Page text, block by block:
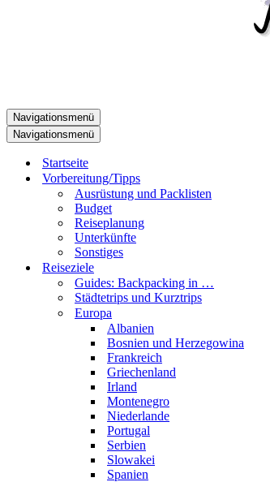
Navigationsmenü
Navigationsmenü
Startseite
Vorbereitung/Tipps
Ausrüstung und Packlisten
Budget
Reiseplanung
Unterkünfte
Sonstiges
Reiseziele
Guides: Backpacking in …
Städtetrips und Kurztrips
Europa
Albanien
Bosnien und Herzegowina
Frankreich
Griechenland
Irland
Montenegro
Niederlande
Portugal
Serbien
Slowakei
Spanien